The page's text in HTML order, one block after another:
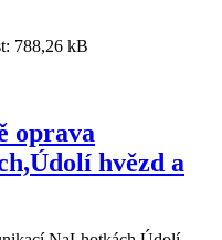
788,26 kB
oprava
hvězd a